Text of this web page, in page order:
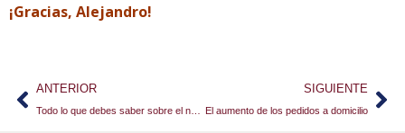
¡Gracias, Alejandro!
ANTERIOR SIGUIENTE
El aumento de los pedidos a domicilio